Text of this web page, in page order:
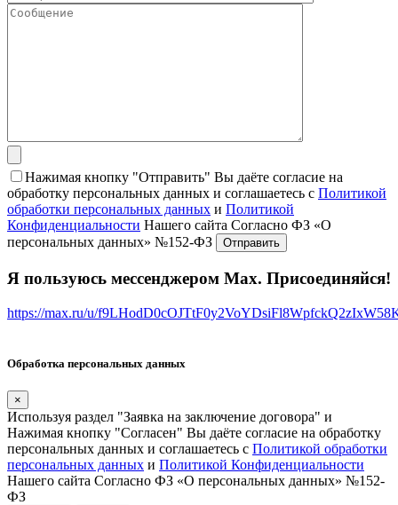
Нажимая кнопку "Отправить" Вы даёте согласие на
обработку персональных данных и соглашаетесь с Политикой
обработки персональных данных и Политикой
Конфиденциальности Нашего сайта Согласно ФЗ «О
персональных данных» №152-ФЗ
Я пользуюсь мессенджером Max. Присоединяйся!
https://max.ru/u/
Обработка персональных данных
×
Используя раздел "Заявка на заключение договора" и
Нажимая кнопку "Согласен" Вы даёте согласие на обработку
персональных данных и соглашаетесь с Политикой обработки
персональных данных и Политикой Конфиденциальности
Нашего сайта Согласно ФЗ «О персональных данных» №152-
ФЗ